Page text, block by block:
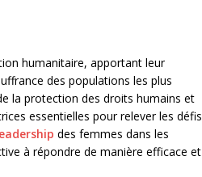
humanitaire, apportant leur
des populations les plus
la protection des droits humains et
essentielles pour relever les défis
des femmes dans les
à répondre de manière efficace et